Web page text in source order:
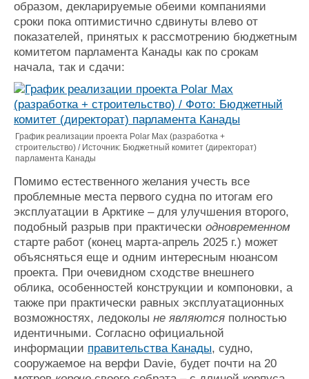
образом, декларируемые обеими компаниями
сроки пока оптимистично сдвинуты влево от
показателей, принятых к рассмотрению бюджетным
комитетом парламента Канады как по срокам
начала, так и сдачи:
График реализации проекта Polar Max (разработка +
строительство) / Источник: Бюджетный комитет (директорат)
парламента Канады
Помимо естественного желания учесть все
проблемные места первого судна по итогам его
эксплуатации в Арктике – для улучшения второго,
подобный разрыв при практически одновременном
старте работ (конец марта-апрель 2025 г.) может
объясняться еще и одним интересным нюансом
проекта. При очевидном сходстве внешнего
облика, особенностей конструкции и компоновки, а
также при практически равных эксплуатационных
возможностях, ледоколы не являются полностью
идентичными. Согласно официальной
информации правительства Канады, судно,
сооружаемое на верфи Davie, будет почти на 20